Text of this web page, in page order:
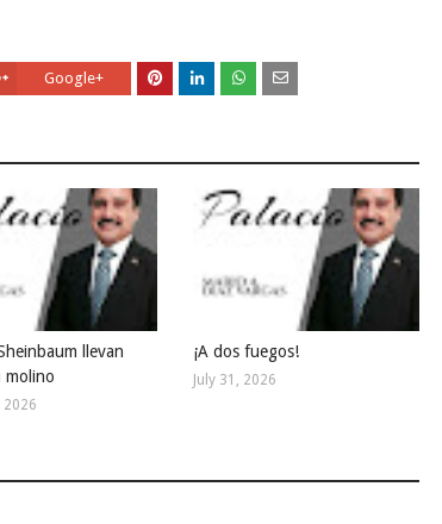
Google+
llevan
molino
2026
¡A dos fuegos!
July 31, 2026